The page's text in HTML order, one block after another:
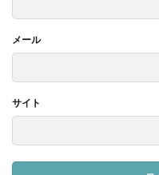
メール
サイト